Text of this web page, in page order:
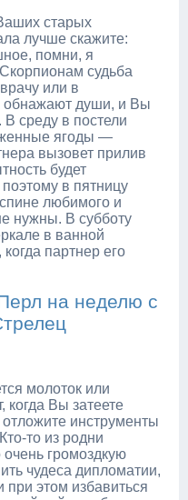
старых
лучше скажите:
помни, я
судьба
или в
обнажают души, и Вы
В среду в постели
ягоды —
вызовет прилив
будет
в пятницу
любимого и
нужны. В субботу
в ванной
партнер его
на неделю с
молоток или
когда Вы затеете
инструменты
то из родни
громоздкую
чудеса дипломатии,
при этом избавиться